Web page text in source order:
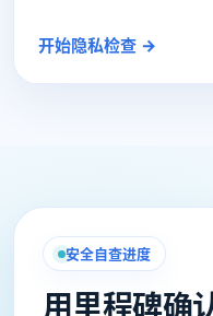
开始隐私检查 →
安全自查进度
用里程碑确